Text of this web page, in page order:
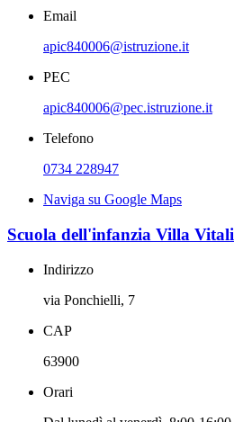
Email
apic840006@istruzione.it
PEC
apic840006@pec.istruzione.it
Telefono
0734 228947
Naviga su Google Maps
Scuola dell'infanzia Villa Vitali
Indirizzo
via Ponchielli, 7
CAP
63900
Orari